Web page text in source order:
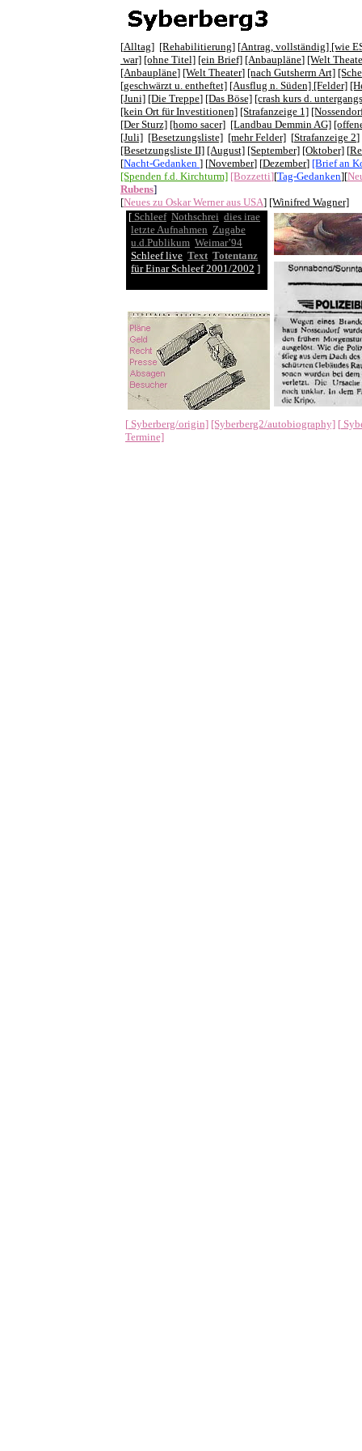
[Alltag] [Rehabilitierung] [Antrag, vollständig] [wie
war] [ohne Titel] [ein Brief] [Anbaupläne] [Welt
[Anbaupläne] [Welt Theater] [nach Gutsherrn Art]
[geschwärzt u. entheftet] [Ausflug n. Süden] [Felder]
[Juni] [Die Treppe] [Das Böse] [crash kurs d.
[kein Ort für Investitionen] [Strafanzeige 1]
[Der Sturz] [homo sacer] [Landbau Demmin AG]
[Juli] [Besetzungsliste] [mehr Felder] [Strafanzeige 2]
[Besetzungsliste II] [August] [September] [Oktober] [
[Nacht-Gedanken ] [November] [Dezember] [Brief an
[Spenden f.d. Kirchturm] [Bozzetti][Tag-Gedanken][
Rubens]
[Neues zu Oskar Werner aus USA] [Winifred Wagner]
[ Schleef Nothschrei dies irae
letzte Aufnahmen Zugabe
u.d.Publikum Weimar’94
Schleef live Text Totentanz
für Einar Schleef 2001/2002 ]
[ Syberberg/origin] [Syberberg2/autobiography] [
Termine]